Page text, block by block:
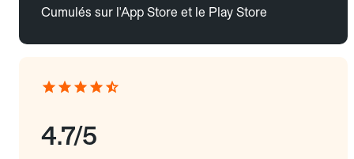
Cumulés sur l'App Store et le Play Store
4.7/5